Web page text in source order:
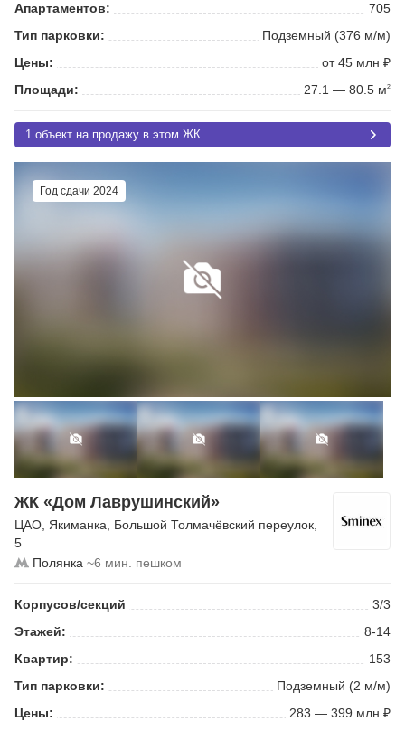
Апартаментов:
705
Тип парковки:
Подземный (376 м/м)
Цены:
от 45 млн ₽
Площади:
27.1 — 80.5 м2
1 объект на продажу в этом ЖК
Год сдачи 2024
ЖК «Дом Лаврушинский»
ЦАО Якиманка Большой Толмачёвский переулок
5
Полянка ~6 мин. пешком
Корпусов/секций
3/3
Этажей:
8-14
Квартир:
153
Тип парковки:
Подземный (2 м/м)
Цены:
283 — 399 млн ₽